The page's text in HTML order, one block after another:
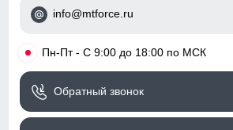
info@mtforce.ru
• Пн-Пт - С 9:00 до 18:00 по МСК
Обратный звонок